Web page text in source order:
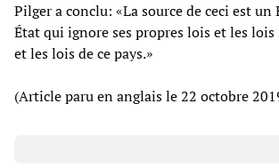
Pilger a conclu: «La source de ceci est
État qui ignore ses propres lois et les
et les lois de ce pays.»
(Article paru en anglais le 22 octobre